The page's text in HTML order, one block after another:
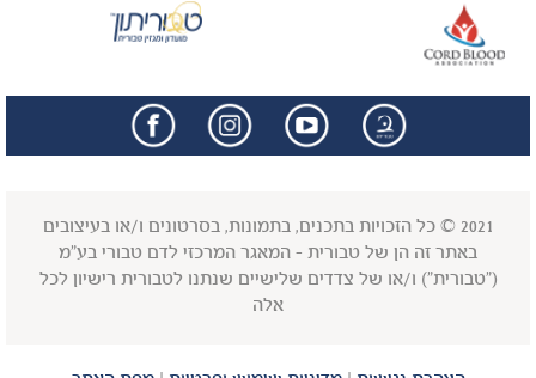
2021 © כל הזכויות בתכנים, בתמונות, בסרטונים ו/או בעיצובים
באתר זה הן של טבורית - המאגר המרכזי לדם טבורי בע"מ
("טבורית") ו/או של צדדים שלישיים שנתנו לטבורית רישיון לכל
אלה